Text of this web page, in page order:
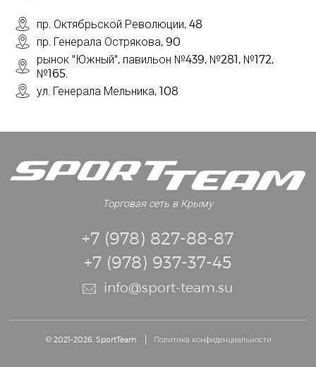
пр. Октябрьской Революции, 48
пр. Генерала Острякова, 90
рынок "Южный", павильон №439, №281, №172,
№165.
ул. Генерала Мельника, 108
Торговая сеть в Крыму
+7 (978) 827-88-87
+7 (978) 937-37-45
info@sport-team.su
© 2021-2026. SportTeam Политика конфиденциальности